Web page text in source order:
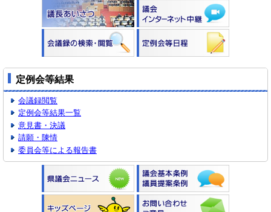
定例会等結果
会議録閲覧
定例会等結果一覧
意見書・決議
請願・陳情
委員会等による報告書